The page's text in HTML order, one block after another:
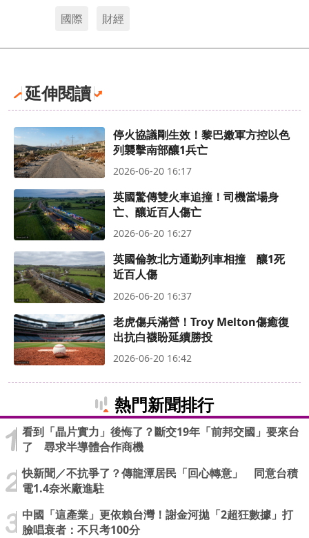
國際 財經
延伸閱讀
停火協議剛生效！黎巴嫩軍方控以色
列襲擊南部釀1兵亡
2026-06-20 16:17
英國驚傳雙火車追撞！司機當場身
亡、釀近百人傷亡
2026-06-20 16:27
英國倫敦北方通勤列車相撞 釀1死
近百人傷
2026-06-20 16:37
老虎傷兵滿營！Troy Melton傷癒復
出抗白襪盼延續勝投
2026-06-20 16:42
熱門新聞排行
看到「晶片實力」後悔了？斷交19年「前邦交國」要來台
了 尋求半導體合作商機
快新聞／不抗爭了？傳龍潭居民「回心轉意」 同意台積
電1.4奈米廠進駐
中國「這產業」更依賴台灣！謝金河拋「2超狂數據」打
臉唱衰者：不只考100分